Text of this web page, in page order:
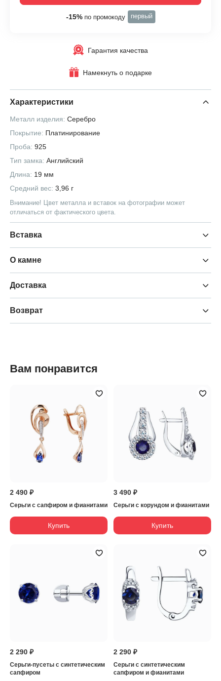
-15%по промокоду первый
Гарантия качества
Намекнуть о подарке
Характеристики
Металл изделия: Серебро
Покрытие: Платинирование
Проба: 925
Тип замка: Английский
Длина: 19 мм
Средний вес: 3,96 г
Внимание! Цвет металла и вставок на фотографии может
отличаться от фактического цвета.
Вставка
О камне
Доставка
Возврат
Вам понравится
2 490 ₽
Серьги с сапфиром и фианитами
Купить
3 490 ₽
Серьги с корундом и фианитами
Купить
2 290 ₽
Серьги-пусеты с синтетическим
сапфиром
2 290 ₽
Серьги с синтетическим
сапфиром и фианитами